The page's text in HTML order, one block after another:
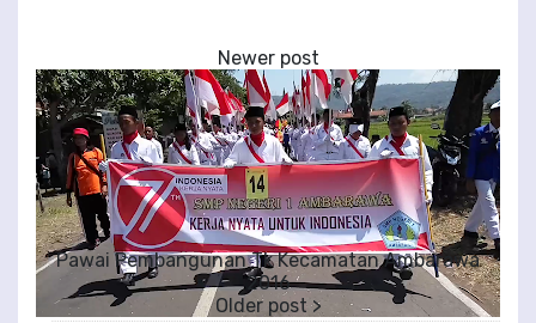
Pawai Pembangunan Tk Kecamatan Ambarawa
2016